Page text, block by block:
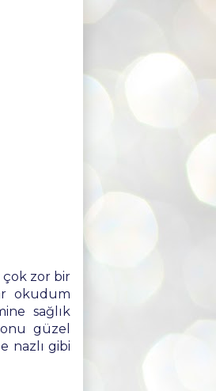
çok zor bir
okudum
sağlık
güzel
nazlı gibi